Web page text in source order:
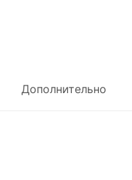
Дополнительно